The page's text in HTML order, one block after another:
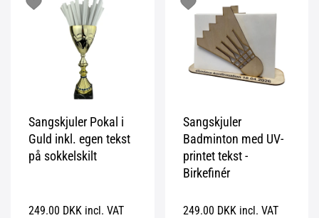
Sangskjuler Pokal i
Guld inkl. egen tekst
på sokkelskilt
249.00 DKK incl. VAT
Sangskjuler
Badminton med UV-
printet tekst -
Birkefinér
249.00 DKK incl. VAT